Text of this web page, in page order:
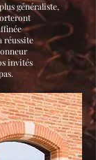
généraliste,
réussite
invités